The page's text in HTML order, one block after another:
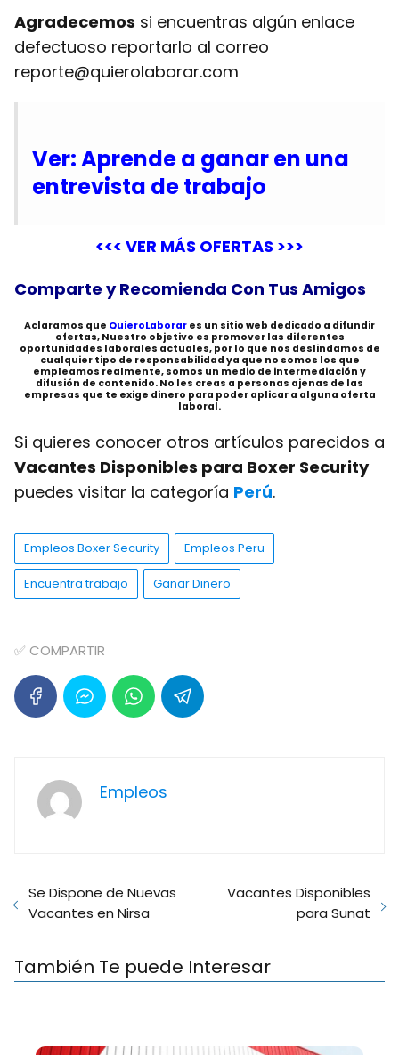
Agradecemos si encuentras algún enlace
defectuoso reportarlo al correo
reporte@quierolaborar.com
Ver: Aprende a ganar en una
entrevista de trabajo
<<< VER MÁS OFERTAS >>>
Comparte y Recomienda Con Tus Amigos
Aclaramos que QuieroLaborar es un sitio web dedicado a difundir
ofertas, Nuestro objetivo es promover las diferentes
oportunidades laborales actuales, por lo que nos deslindamos de
cualquier tipo de responsabilidad ya que no somos los que
empleamos realmente, somos un medio de intermediación y
difusión de contenido. No les creas a personas ajenas de las
empresas que te exige dinero para poder aplicar a alguna oferta
laboral.
Si quieres conocer otros artículos parecidos a
Vacantes Disponibles para Boxer Security
puedes visitar la categoría Perú.
Empleos Boxer Security Empleos Peru
Encuentra trabajo Ganar Dinero
✅ COMPARTIR
Empleos
Se Dispone de Nuevas
Vacantes en Nirsa
Vacantes Disponibles
para Sunat
También Te puede Interesar